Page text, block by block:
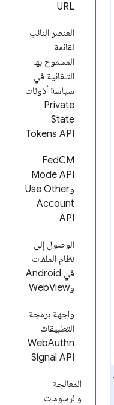
URL
العنصر النائب
لقائمة
المسموح بها
التلقائية في
سياسة أذونات
Private
State
Tokens API
FedCM
Mode API
وUse Other
Account
API
الوصول إلى
نظام الملفات
في Android
وWebView
واجهة برمجة
التطبيقات
WebAuthn
Signal API
المعالجة
والرسومات